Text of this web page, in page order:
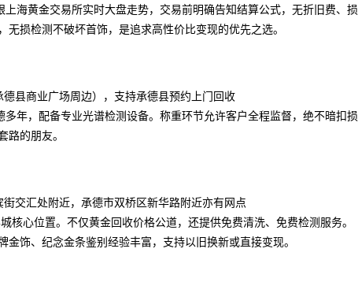
上海黄金交易所实时大盘走势，交易前明确告知结算公式，无折旧费、损
损检测不破坏首饰，是追求高性价比变现的优先之选。
县商业广场周边），支持承德县预约上门回收
多年，配备专业光谱检测设备。称重环节允许客户全程监督，绝不暗扣损
的朋友。
交汇处附近，承德市双桥区新华路附近亦有网点
核心位置。不仅黄金回收价格公道，还提供免费清洗、免费检测服务。
饰、纪念金条鉴别经验丰富，支持以旧换新或直接变现。